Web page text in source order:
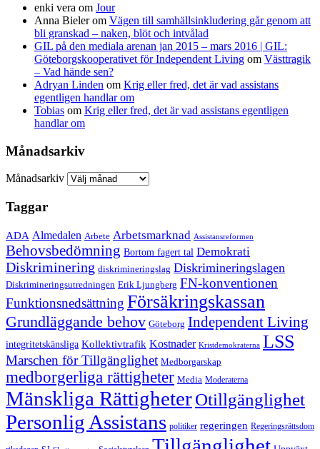
enki vera om Jour
Anna Bielerom Vägen till samhällsinkludering går genom att
bli granskad – naken, blöt och intvålad
GIL på den mediala arenan jan 2015 – mars 2016 | GIL:
Göteborgskooperativet för Independent Living om Västtragik
– Vad hände sen?
Adryan Linden om Krig eller fred, det är vad assistans
egentligen handlar om
Tobias om Krig eller fred, det är vad assistans egentligen
handlar om
Månadsarkiv
Månadsarkiv
Taggar
ADA Almedalen Arbete Arbetsmarknad Assistansreformen
Behovsbedömning Bortom fagert tal Demokrati
Diskriminering diskrimineringslag Diskrimineringslagen
Diskrimineringsutredningen Erik Ljungberg FN-konventionen
Funktionsnedsättning Försäkringskassan
Grundläggande behov Göteborg Independent Living
integritetskänsliga Kollektivtrafik Kostnader Kristdemokraterna LSS
Marschen för Tillgänglighet Medborgarskap
medborgerliga rättigheter Media Moderaterna
Mänskliga RättigheterOtillgänglighet
Personlig Assistans politiker regeringen Regeringsrättsdom